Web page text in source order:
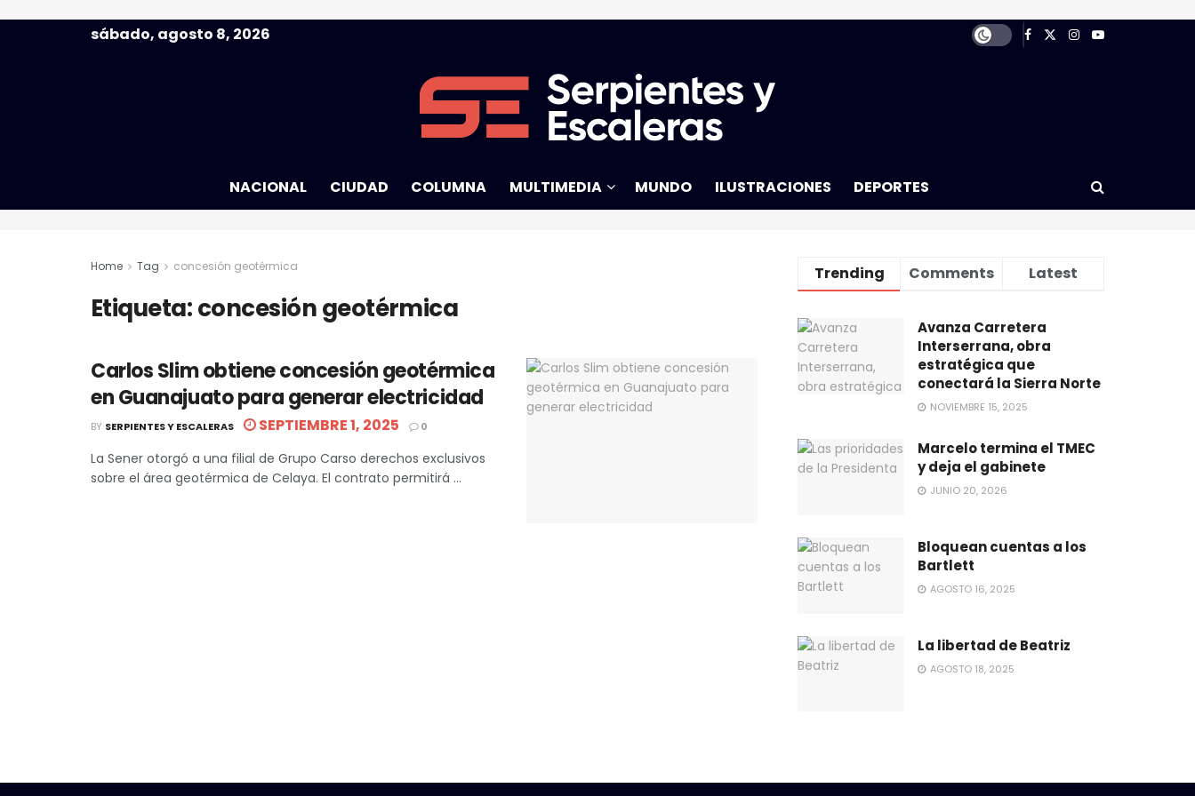
sábado, agosto 8, 2026
NACIONAL CIUDAD COLUMNA MULTIMEDIA MUNDO ILUSTRACIONES DEPORTES
Home Tag concesión geotérmica
Etiqueta:concesión geotérmica
Carlos Slim obtiene concesión geotérmica
en Guanajuato para generar electricidad
BY SERPIENTES Y ESCALERAS SEPTIEMBRE 1, 2025 0
La Sener otorgó a una filial de Grupo Carso derechos exclusivos
sobre el área geotérmica de Celaya. El contrato permitirá ...
Trending Comments Latest
Avanza Carretera
Interserrana, obra
estratégica que
conectará la Sierra Norte
NOVIEMBRE 15, 2025
Marcelo termina el TMEC
y deja el gabinete
JUNIO 20, 2026
Bloquean cuentas a los
Bartlett
AGOSTO 16, 2025
La libertad de Beatriz
AGOSTO 18, 2025